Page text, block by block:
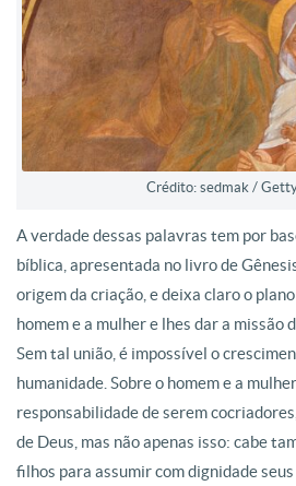
Crédito: sedmak /
A verdade dessas palavras tem por
bíblica, apresentada no livro de
origem da criação, e deixa claro o
homem e a mulher e lhes dar a missão
Sem tal união, é impossível o
humanidade. Sobre o homem e a
responsabilidade de serem
de Deus, mas não apenas isso: cabe
filhos para assumir com dignidade